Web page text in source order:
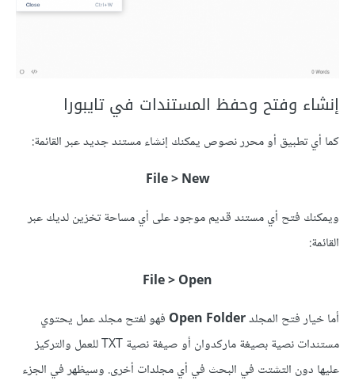
إنشاء وفتح وحفظ المستندات في تايبورا
كما أي تطبيق أو محرر نصوص يمكنك إنشاء مستند جديد عبر القائمة:
File > New
ويمكنك فتح أي مستند قديم موجود على أي مساحة تخزين لديك عبر
القائمة:
File > Open
أما خيار فتح المجلدOpen Folder فهو لفتح مجلد عمل يحتوي
مستندات نصية بصيغة ماركدوان أو صيغة نصية TXT للعمل والتركيز
عليها دون التشتت في البحث في أي مجلدات أخرى. وسيظهر في الجزء